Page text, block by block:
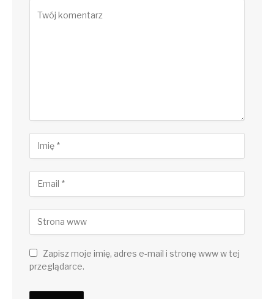
Zapisz moje imię, adres e-mail i stronę www w tej
przeglądarce.